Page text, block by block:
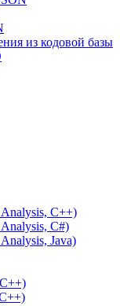
из кодовой базы
C++)
C#)
Java)